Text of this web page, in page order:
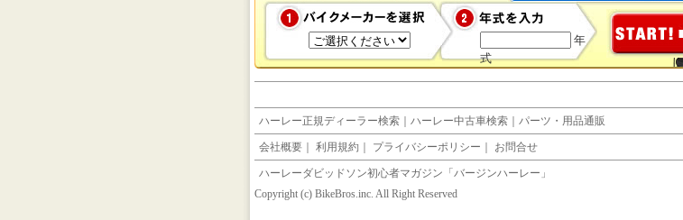
年
式
ハーレー正規ディーラー検索 ｜ ハーレー中古車検索 ｜ パーツ・用品通販
会社概要 ｜ 利用規約 ｜ プライバシーポリシー ｜ お問合せ
ハーレーダビッドソン初心者マガジン「バージンハーレー」
Copyright (c) BikeBros.inc. All Right Reserved